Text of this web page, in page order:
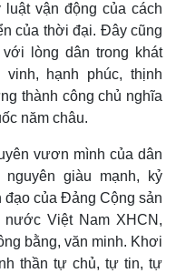
vận động của cách
của thời đại. Đây cũng
lòng dân trong khát
hạnh phúc, thịnh
thành công chủ nghĩa
năm châu.
vươn mình của dân
giàu mạnh, kỷ
của Đảng Cộng sản
Việt Nam XHCN,
bằng, văn minh. Khơi
thần tự chủ, tự tin, tự